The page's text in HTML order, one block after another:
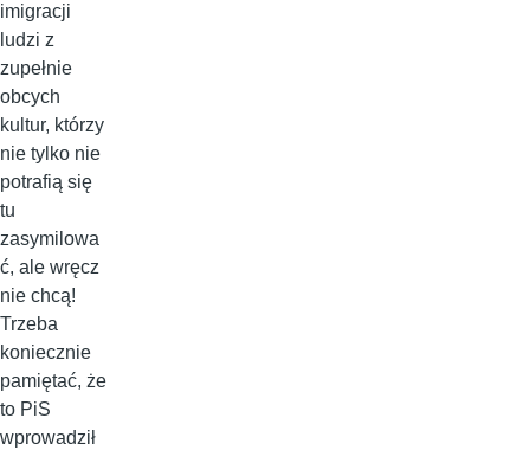
imigracji
ludzi z
zupełnie
obcych
kultur, którzy
nie tylko nie
potrafią się
tu
zasymilowa
ć, ale wręcz
nie chcą!
Trzeba
koniecznie
pamiętać, że
to PiS
wprowadził